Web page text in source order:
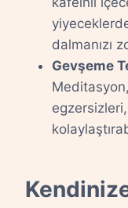
dalmanızı
Gevşeme